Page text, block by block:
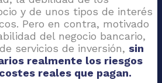
y de unos tipos de interés
Pero en contra, motivado
del negocio bancario,
servicios de inversión, sin
realmente los riesgos
reales que pagan.